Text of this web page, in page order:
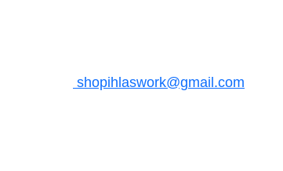
shopihlaswork@gmail.com